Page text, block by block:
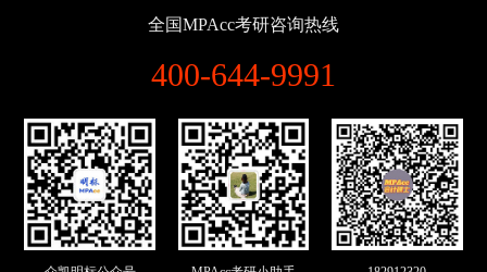
2023年上海交通大学MPAcc(会计硕士)分数线发布：250/120/60
2022届上海交通大学MPAcc/MAud毕业生就业报告
2023年上海交通大学MPAcc(会计硕士)复试分数线
2023年上海交通大学MPAcc(会计专硕)分数线预测及历年分数线汇总
2022届上海交通大学MPAcc/MAud毕业生就业报告|近80%毕业生年薪
全国MPAcc考研咨询热线
400-644-9991